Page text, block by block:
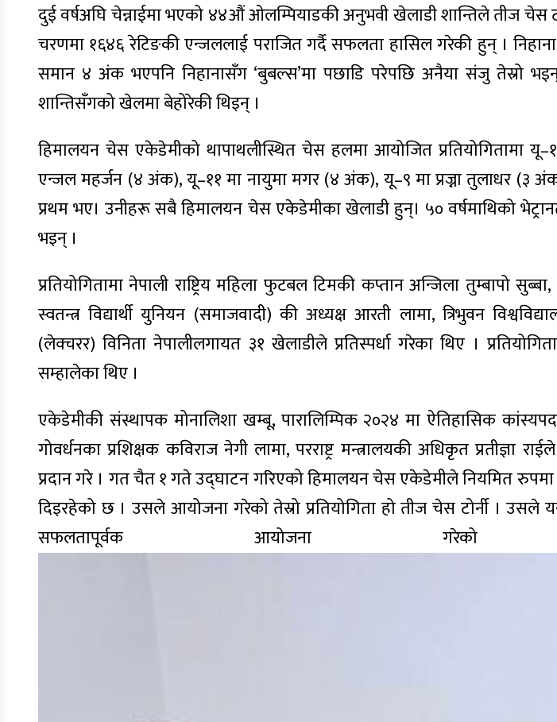
दुई वर्षअघि चेन्नाईमा भएको ४४औं ओलम्पियाडकी अनुभवी खेलाडी शान्तिले तीज चेस
चरणमा १६४६ रेटिङकी एन्जललाई पराजित गर्दै सफलता हासिल गरेकी हुन् ।
समान ४ अंक भएपनि निहानासँग ‘बुबल्स’मा पछाडि परेपछि अनैया संजु तेस्रो
शान्तिसँगको खेलमा बेहोरेकी थिइन् ।
हिमालयन चेस एकेडेमीको थापाथलीस्थित चेस हलमा आयोजित प्रतियोगितामा
एन्जल महर्जन (४ अंक), यू–११ मा नायुमा मगर (४ अंक), यू–९ मा प्रज्ना तुलाधर (३
प्रथम भए। उनीहरू सबै हिमालयन चेस एकेडेमीका खेलाडी हुन्। ५० वर्षमाथिको
भइन् ।
प्रतियोगितामा नेपाली राष्ट्रिय महिला फुटबल टिमकी कप्तान अन्जिला तुम्बापो
स्वतन्त्र विद्यार्थी युनियन (समाजवादी) की अध्यक्ष आरती लामा, त्रिभुवन
(लेक्चरर) विनिता नेपालीलगायत ३१ खेलाडीले प्रतिस्पर्धा गरेका थिए ।
सम्हालेका थिए ।
एकेडेमीकी संस्थापक मोनालिशा खम्बू, पारालिम्पिक २०२४ मा ऐतिहासिक
गोवर्धनका प्रशिक्षक कविराज नेगी लामा, परराष्ट्र मन्त्रालयकी अधिकृत प्रतीज्ञा
प्रदान गरे । गत चैत १ गते उद्घाटन गरिएको हिमालयन चेस एकेडेमीले नियमित
दिइरहेको छ । उसले आयोजना गरेको तेस्रो प्रतियोगिता हो तीज चेस टोर्नी ।
सफलतापूर्वक आयोजना